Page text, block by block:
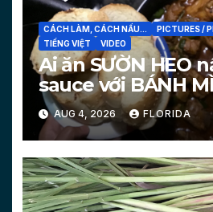
CÁCH LÀM, CÁCH NẤU...
PICTURES /
TIẾNG VIỆT
VIDEO
Ai ăn SƯỜN HEO
sauce với BÁNH
chiêu làm bánh
[PICTURES,
AUG 4, 2026 FLORIDA